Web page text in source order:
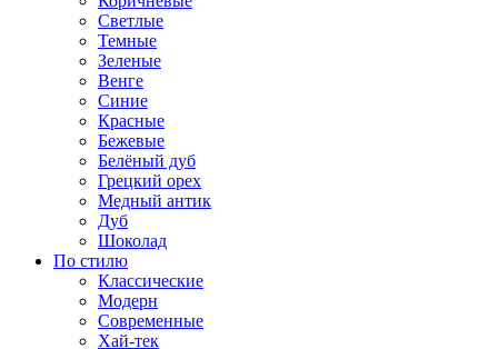
Светлые
Темные
Зеленые
Венге
Синие
Красные
Бежевые
Белёный дуб
Грецкий орех
Медный антик
Дуб
Шоколад
По стилю
Классические
Модерн
Современные
Хай-тек